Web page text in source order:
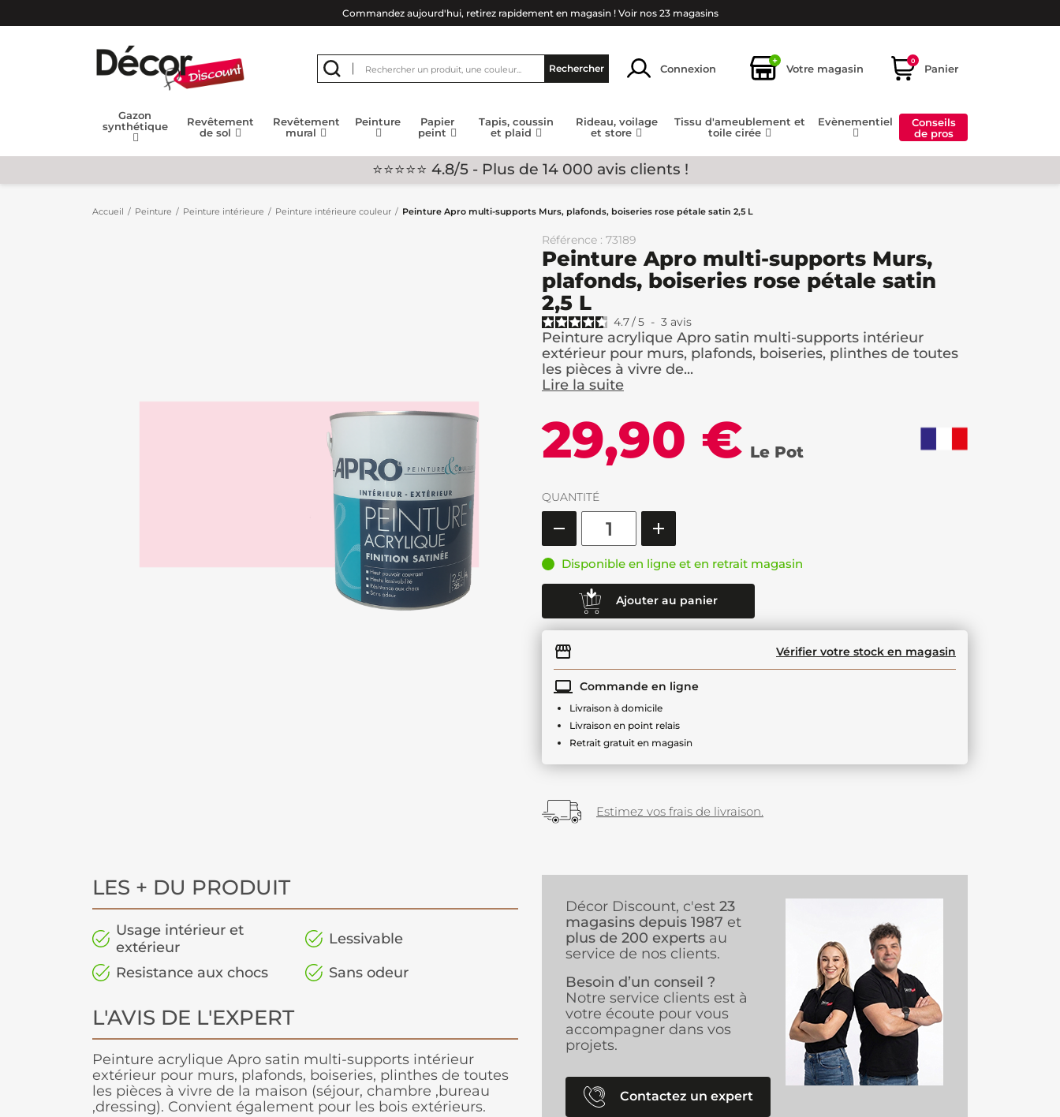
Commandez aujourd'hui, retirez rapidement en magasin ! Voir nos 23 magasins
Rechercher Connexion
+
Votre magasin
0
Panier
Gazon
synthétique
Revêtement
de sol
Revêtement
mural
Peinture
Papier
peint
Tapis, coussin
et plaid
Rideau, voilage
et store
Tissu d'ameublement et
toile cirée
Evènementiel
Conseils
de pros
⭐⭐⭐⭐⭐ 4.8/5 - Plus de 14 000 avis clients !
Accueil Peinture Peinture intérieure Peinture intérieure couleur Peinture Apro multi-supports Murs, plafonds, boiseries rose pétale satin 2,5 L
Référence : 73189
Peinture Apro multi-supports Murs,
plafonds, boiseries rose pétale satin
2,5 L
4.7/5 - 3 avis
Peinture acrylique Apro satin multi-supports intérieur
extérieur pour murs, plafonds, boiseries, plinthes de toutes
les pièces à vivre de...
Lire la suite
29,90 € Le Pot
QUANTITÉ
Disponible en ligne et en retrait magasin
Ajouter au panier
Vérifier votre stock en magasin
Commande en ligne
Livraison à domicile
Livraison en point relais
Retrait gratuit en magasin
Estimez vos frais de livraison.
LES + DU PRODUIT
Usage intérieur et
extérieur
Lessivable
Resistance aux chocs
Sans odeur
L'AVIS DE L'EXPERT
Peinture acrylique Apro satin multi-supports intérieur
extérieur pour murs, plafonds, boiseries, plinthes de toutes
les pièces à vivre de la maison (séjour, chambre ,bureau
,dressing). Convient également pour les bois extérieurs.
Décor Discount, c'est 23
magasins depuis 1987 et
plus de 200 experts au
service de nos clients.
Besoin d’un conseil ?
Notre service clients est à
votre écoute pour vous
accompagner dans vos
projets.
Contactez un expert